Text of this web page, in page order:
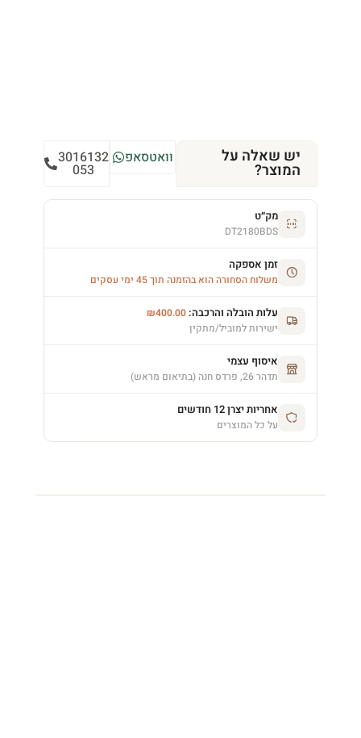
יש שאלה על
המוצר?
וואטסאפ 3016132
053
מק״ט
DT2180BDS
זמן אספקה
משלוח הסחורה הוא בהזמנה תוך 45 ימי עסקים
עלות הובלה והרכבה: ₪400.00
ישירות למוביל/מתקין
איסוף עצמי
תדהר 26, פרדס חנה (בתיאום מראש)
אחריות יצרן 12 חודשים
על כל המוצרים